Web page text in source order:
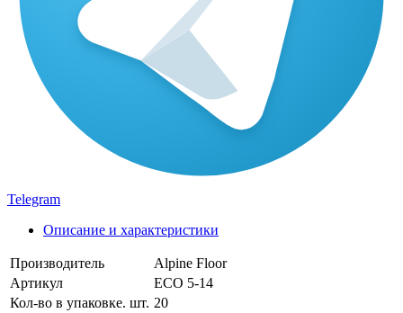
Telegram
Описание и характеристики
Производитель
Alpine Floor
Артикул
ECO 5-14
Кол-во в упаковке. шт. 20